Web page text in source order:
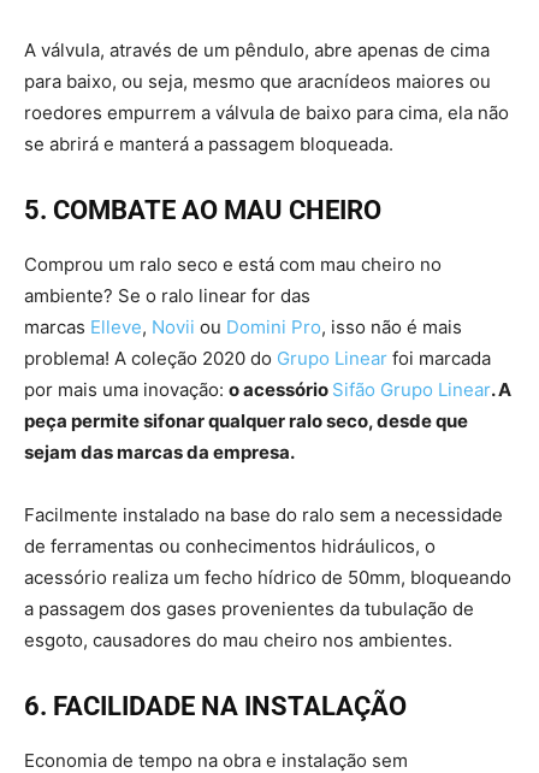
A válvula, através de um pêndulo, abre apenas de cima
para baixo, ou seja, mesmo que aracnídeos maiores ou
roedores empurrem a válvula de baixo para cima, ela não
se abrirá e manterá a passagem bloqueada.
5. COMBATE AO MAU CHEIRO
Comprou um ralo seco e está com mau cheiro no
ambiente? Se o ralo linear for das
marcas Elleve, Novii ou Domini Pro, isso não é mais
problema! A coleção 2020 do Grupo Linear foi marcada
por mais uma inovação: o acessório Sifão Grupo Linear. A
peça permite sifonar qualquer ralo seco, desde que
sejam das marcas da empresa.
Facilmente instalado na base do ralo sem a necessidade
de ferramentas ou conhecimentos hidráulicos, o
acessório realiza um fecho hídrico de 50mm, bloqueando
a passagem dos gases provenientes da tubulação de
esgoto, causadores do mau cheiro nos ambientes.
6. FACILIDADE NA INSTALAÇÃO
Economia de tempo na obra e instalação sem